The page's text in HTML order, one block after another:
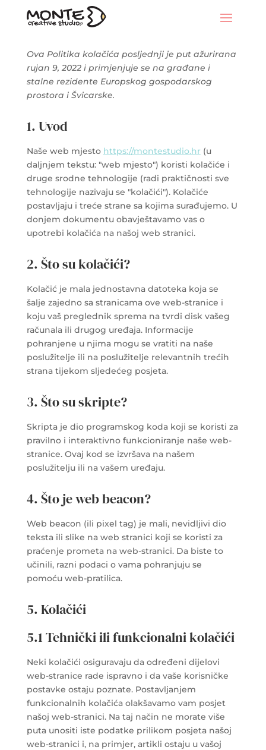
Ova Politika kolačića posljednji je put ažurirana
rujan 9, 2022 i primjenjuje se na građane i
stalne rezidente Europskog gospodarskog
prostora i Švicarske.
1. Uvod
Naše web mjesto https://montestudio.hr (u
daljnjem tekstu: "web mjesto") koristi kolačiće i
druge srodne tehnologije (radi praktičnosti sve
tehnologije nazivaju se "kolačići"). Kolačiće
postavljaju i treće strane sa kojima surađujemo. U
donjem dokumentu obavještavamo vas o
upotrebi kolačića na našoj web stranici.
2. Što su kolačići?
Kolačić je mala jednostavna datoteka koja se
šalje zajedno sa stranicama ove web-stranice i
koju vaš preglednik sprema na tvrdi disk vašeg
računala ili drugog uređaja. Informacije
pohranjene u njima mogu se vratiti na naše
poslužitelje ili na poslužitelje relevantnih trećih
strana tijekom sljedećeg posjeta.
3. Što su skripte?
Skripta je dio programskog koda koji se koristi za
pravilno i interaktivno funkcioniranje naše web-
stranice. Ovaj kod se izvršava na našem
poslužitelju ili na vašem uređaju.
4. Što je web beacon?
Web beacon (ili pixel tag) je mali, nevidljivi dio
teksta ili slike na web stranici koji se koristi za
praćenje prometa na web-stranici. Da biste to
učinili, razni podaci o vama pohranjuju se
pomoću web-pratilica.
5. Kolačići
5.1 Tehnički ili funkcionalni kolačići
Neki kolačići osiguravaju da određeni dijelovi
web-stranice rade ispravno i da vaše korisničke
postavke ostaju poznate. Postavljanjem
funkcionalnih kolačića olakšavamo vam posjet
našoj web-stranici. Na taj način ne morate više
puta unositi iste podatke prilikom posjeta našoj
web-stranici i, na primjer, artikli ostaju u vašoj